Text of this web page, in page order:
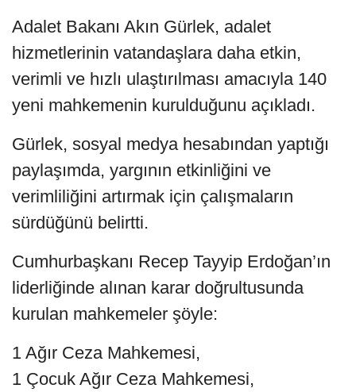
Adalet Bakanı Akın Gürlek, adalet
hizmetlerinin vatandaşlara daha etkin,
verimli ve hızlı ulaştırılması amacıyla 140
yeni mahkemenin kurulduğunu açıkladı.
Gürlek, sosyal medya hesabından yaptığı
paylaşımda, yargının etkinliğini ve
verimliliğini artırmak için çalışmaların
sürdüğünü belirtti.
Cumhurbaşkanı Recep Tayyip Erdoğan’ın
liderliğinde alınan karar doğrultusunda
kurulan mahkemeler şöyle:
1 Ağır Ceza Mahkemesi,
1 Çocuk Ağır Ceza Mahkemesi,